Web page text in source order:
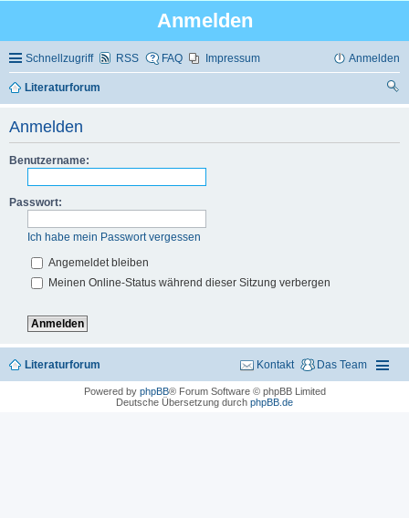
Anmelden
Schnellzugriff RSS FAQ Impressum Anmelden
Literaturforum
Anmelden
Benutzername:
Passwort:
Ich habe mein Passwort vergessen
Angemeldet bleiben
Meinen Online-Status während dieser Sitzung verbergen
Literaturforum Das Team
Kontakt
Powered by phpBB® Forum Software © phpBB Limited
Deutsche Übersetzung durch phpBB.de